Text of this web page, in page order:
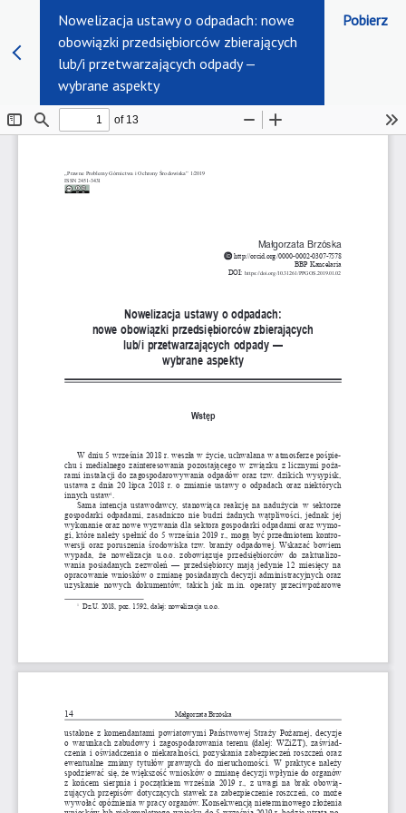
Nowelizacja ustawy o odpadach: nowe
obowiązki przedsiębiorców zbierających
lub/i przetwarzających odpady —
wybrane aspekty
Pobierz